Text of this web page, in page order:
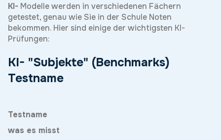
KI- Modelle werden in verschiedenen Fächern
getestet, genau wie Sie in der Schule Noten
bekommen. Hier sind einige der wichtigsten KI-
Prüfungen:
KI- "Subjekte" (Benchmarks)
Testname
Testname
was es misst